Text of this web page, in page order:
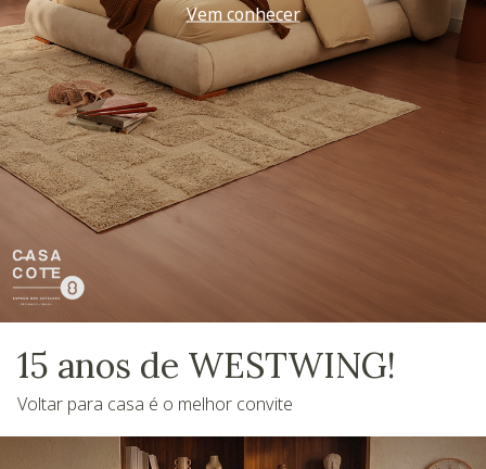
Vem conhecer
15 anos de WESTWING!
Voltar para casa é o melhor convite